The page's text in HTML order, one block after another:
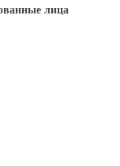
лица